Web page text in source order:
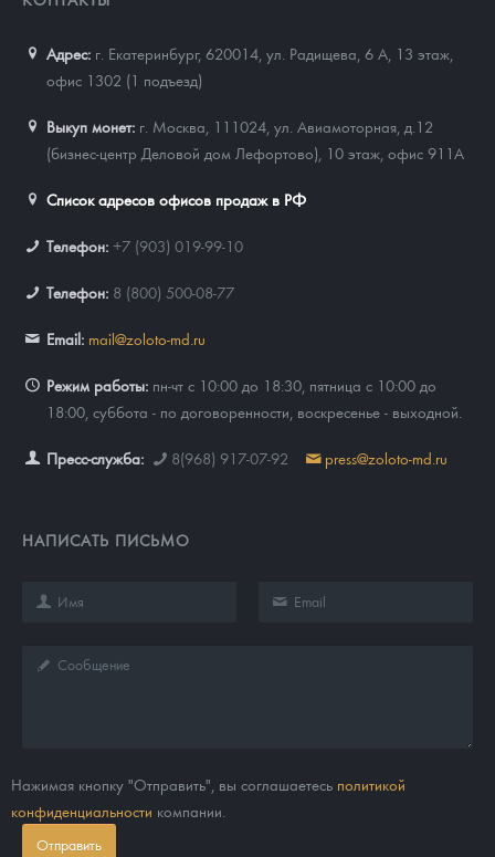
Адрес: г. Екатеринбург, 620014 ул. Радищева, 6 А, 13 этаж,
офис 1302 (1 подъезд)
Выкуп монет: г. Москва, 111024, ул. Авиамоторная, д.12
(бизнес-центр Деловой дом Лефортово), 10 этаж, офис 911А
Список адресов офисов продаж в РФ
Телефон: +7 (903) 019-99-10
Телефон: 8 (800) 500-08-77
Email: mail@zoloto-md.ru
Режим работы: пн-чт с 10:00 до 18:30, пятница с 10:00 до
18:00, суббота - по договоренности, воскресенье - выходной.
Пресс-служба: 8(968) 917-07-92 press@zoloto-md.ru
НАПИСАТЬ ПИСЬМО
Нажимая кнопку "Отправить", вы соглашаетесь политикой
конфиденциальности компании.
Отправить